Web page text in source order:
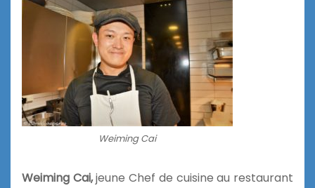
Weiming Cai
Weiming Cai,jeune Chef de cuisine au restaurant